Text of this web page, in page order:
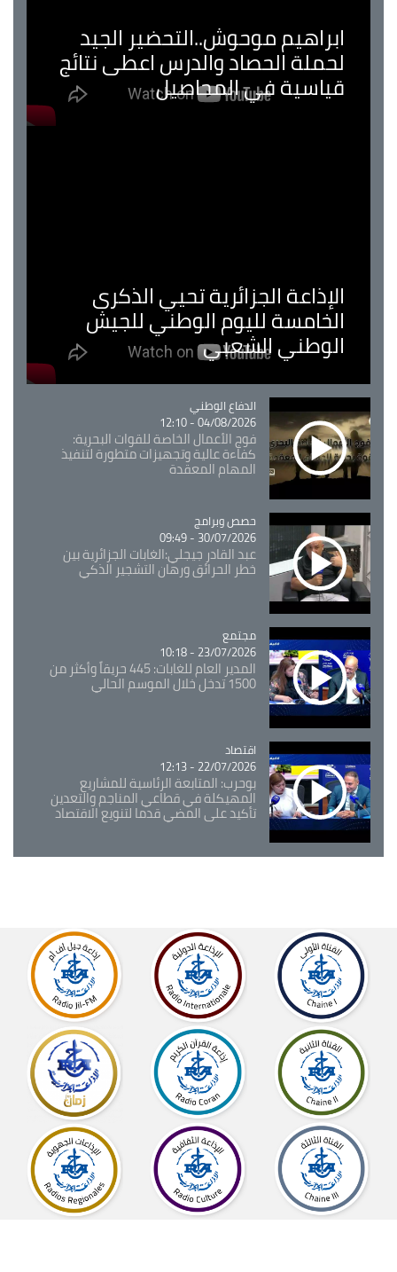
ابراهيم موحوش..التحضير الجيد
لحملة الحصاد والدرس اعطى نتائج
قياسية في المحاصيل
الإذاعة الجزائرية تحيي الذكرى
الخامسة لليوم الوطني للجيش
الوطني الشعبي
Catégorie
الدفاع الوطني
04/08/2026 - 12:10
فوج الأعمال الخاصة للقوات البحرية:
كفاءة عالية وتجهيزات متطورة لتنفيذ
المهام المعقدة
Catégorie
حصص وبرامج
30/07/2026 - 09:49
عبد القادر جيجلي:الغابات الجزائرية بين
خطر الحرائق ورهان التشجير الذكي
Catégorie
مجتمع
23/07/2026 - 10:18
المدير العام للغابات: 445 حريقاً وأكثر من
1500 تدخل خلال الموسم الحالي
Catégorie
اقتصاد
22/07/2026 - 12:13
بوحرب: المتابعة الرئاسية للمشاريع
المهيكلة في قطاعي المناجم والتعدين
تأكيد على المضي قدما لتنويع الاقتصاد